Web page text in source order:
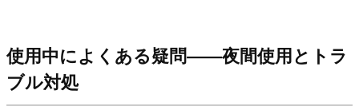
使用中によくある疑問——夜間使用とトラ
ブル対処